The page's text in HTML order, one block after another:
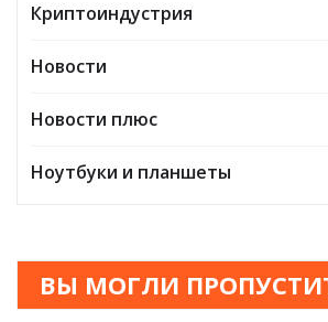
Криптоиндустрия
Новости
Новости плюс
Ноутбуки и планшеты
ВЫ МОГЛИ